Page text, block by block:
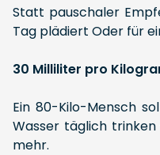
Statt pauschaler
Tag plädiert Oder für
30 Milliliter pro
Ein 80-Kilo-Mensch
Wasser täglich
mehr.